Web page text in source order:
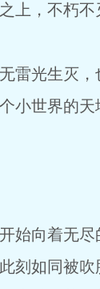
上，不朽
雷光生灭
小世界的
始向着无尽
刻如同被